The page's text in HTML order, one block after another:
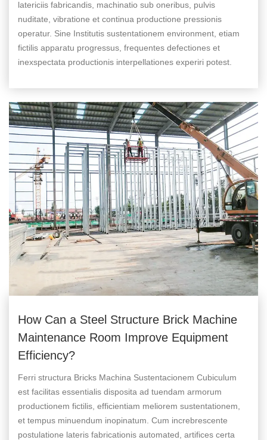
latericiis fabricandis, machinatio sub oneribus, pulvis
nuditate, vibratione et continua productione pressionis
operatur. Sine Institutis sustentationem environment, etiam
fictilis apparatu progressus, frequentes defectiones et
inexspectata productionis interpellationes experiri potest.
How Can a Steel Structure Brick Machine
Maintenance Room Improve Equipment
Efficiency?
Ferri structura Bricks Machina Sustentacionem Cubiculum
est facilitas essentialis disposita ad tuendam armorum
productionem fictilis, efficientiam meliorem sustentationem,
et tempus minuendum inopinatum. Cum increbrescente
postulatione lateris fabricationis automated, artifices certa